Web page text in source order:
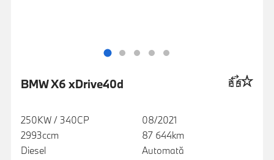
BMW X6 xDrive40d
250KW / 340CP
2993ccm
Diesel
08/2021
87 644km
Automată